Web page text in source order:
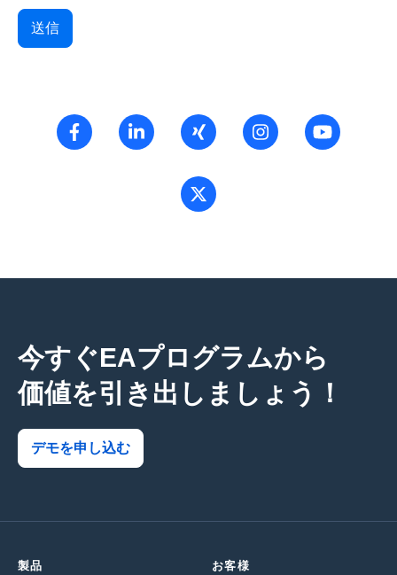
今すぐEAプログラムから
価値を引き出しましょう！
デモを申し込む
製品 お客様